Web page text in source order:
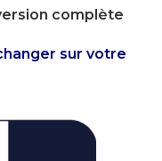
complète
sur votre